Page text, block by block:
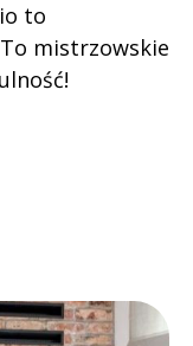
to
mistrzowskie